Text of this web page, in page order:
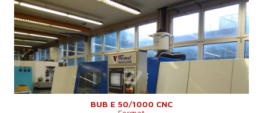
BUB E 50/1000 CNC